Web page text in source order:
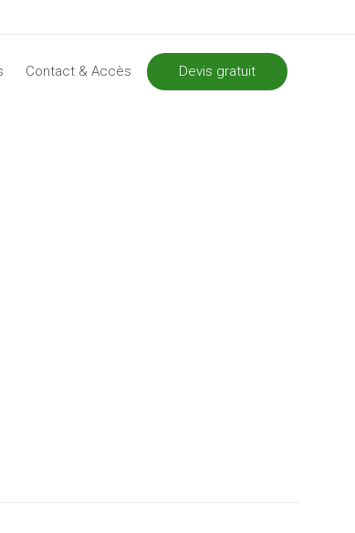
Contact & Accès Devis gratuit